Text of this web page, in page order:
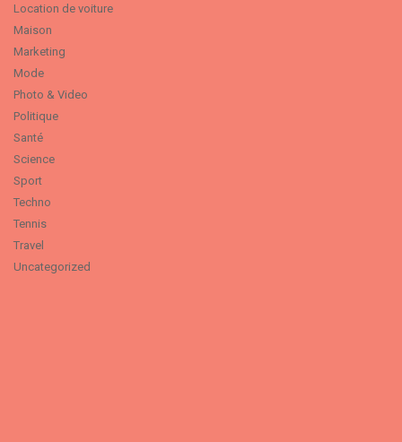
Location de voiture
Maison
Marketing
Mode
Photo & Video
Politique
Santé
Science
Sport
Techno
Tennis
Travel
Uncategorized